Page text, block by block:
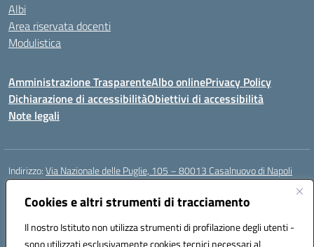
Cookies e altri strumenti di tracciamento
Il nostro Istituto non utilizza strumenti di profilazione degli utenti -
sono utilizzati esclusivamente cookies tecnici necessari al
Albi
Area riservata docenti
Modulistica
Amministrazione TrasparenteAlbo onlinePrivacy Policy
Dichiarazione di accessibilitàObiettivi di accessibilità
Note legali
Indirizzo:Via Nazionale delle Puglie, 105 – 80013 Casalnuovo di Napoli
Centralino:
Email:naee32300a@istruzione.it
Codice fiscale: 93007720639